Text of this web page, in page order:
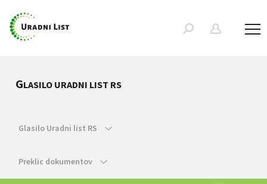
GLASILO URADNI LIST RS
Glasilo Uradni list RS
Preklic dokumentov